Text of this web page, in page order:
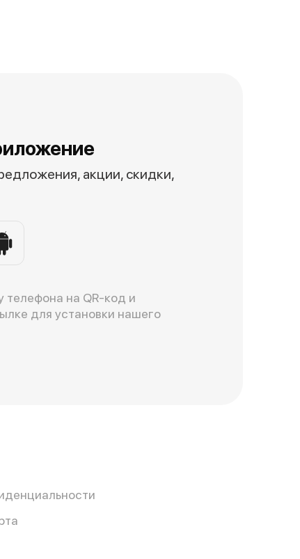
акции, скидки,
телефона на QR-код и
для установки нашего